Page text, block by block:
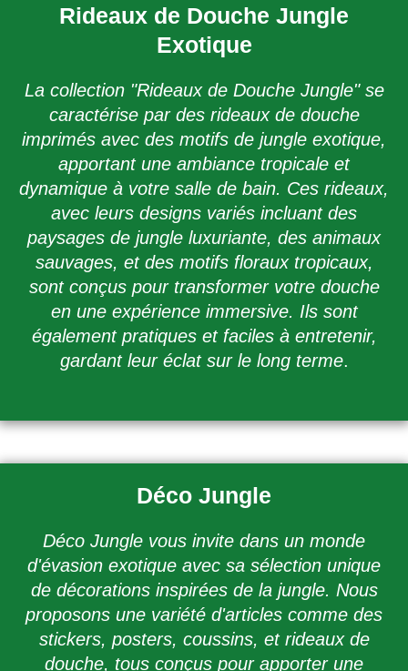
Rideaux de Douche Jungle
Exotique
La collection "Rideaux de Douche Jungle" se
caractérise par des rideaux de douche
imprimés avec des motifs de jungle exotique,
apportant une ambiance tropicale et
dynamique à votre salle de bain. Ces rideaux,
avec leurs designs variés incluant des
paysages de jungle luxuriante, des animaux
sauvages, et des motifs floraux tropicaux,
sont conçus pour transformer votre douche
en une expérience immersive. Ils sont
également pratiques et faciles à entretenir,
gardant leur éclat sur le long terme.
Déco Jungle
Déco Jungle vous invite dans un monde
d'évasion exotique avec sa sélection unique
de décorations inspirées de la jungle. Nous
proposons une variété d'articles comme des
stickers, posters, coussins, et rideaux de
douche, tous conçus pour apporter une